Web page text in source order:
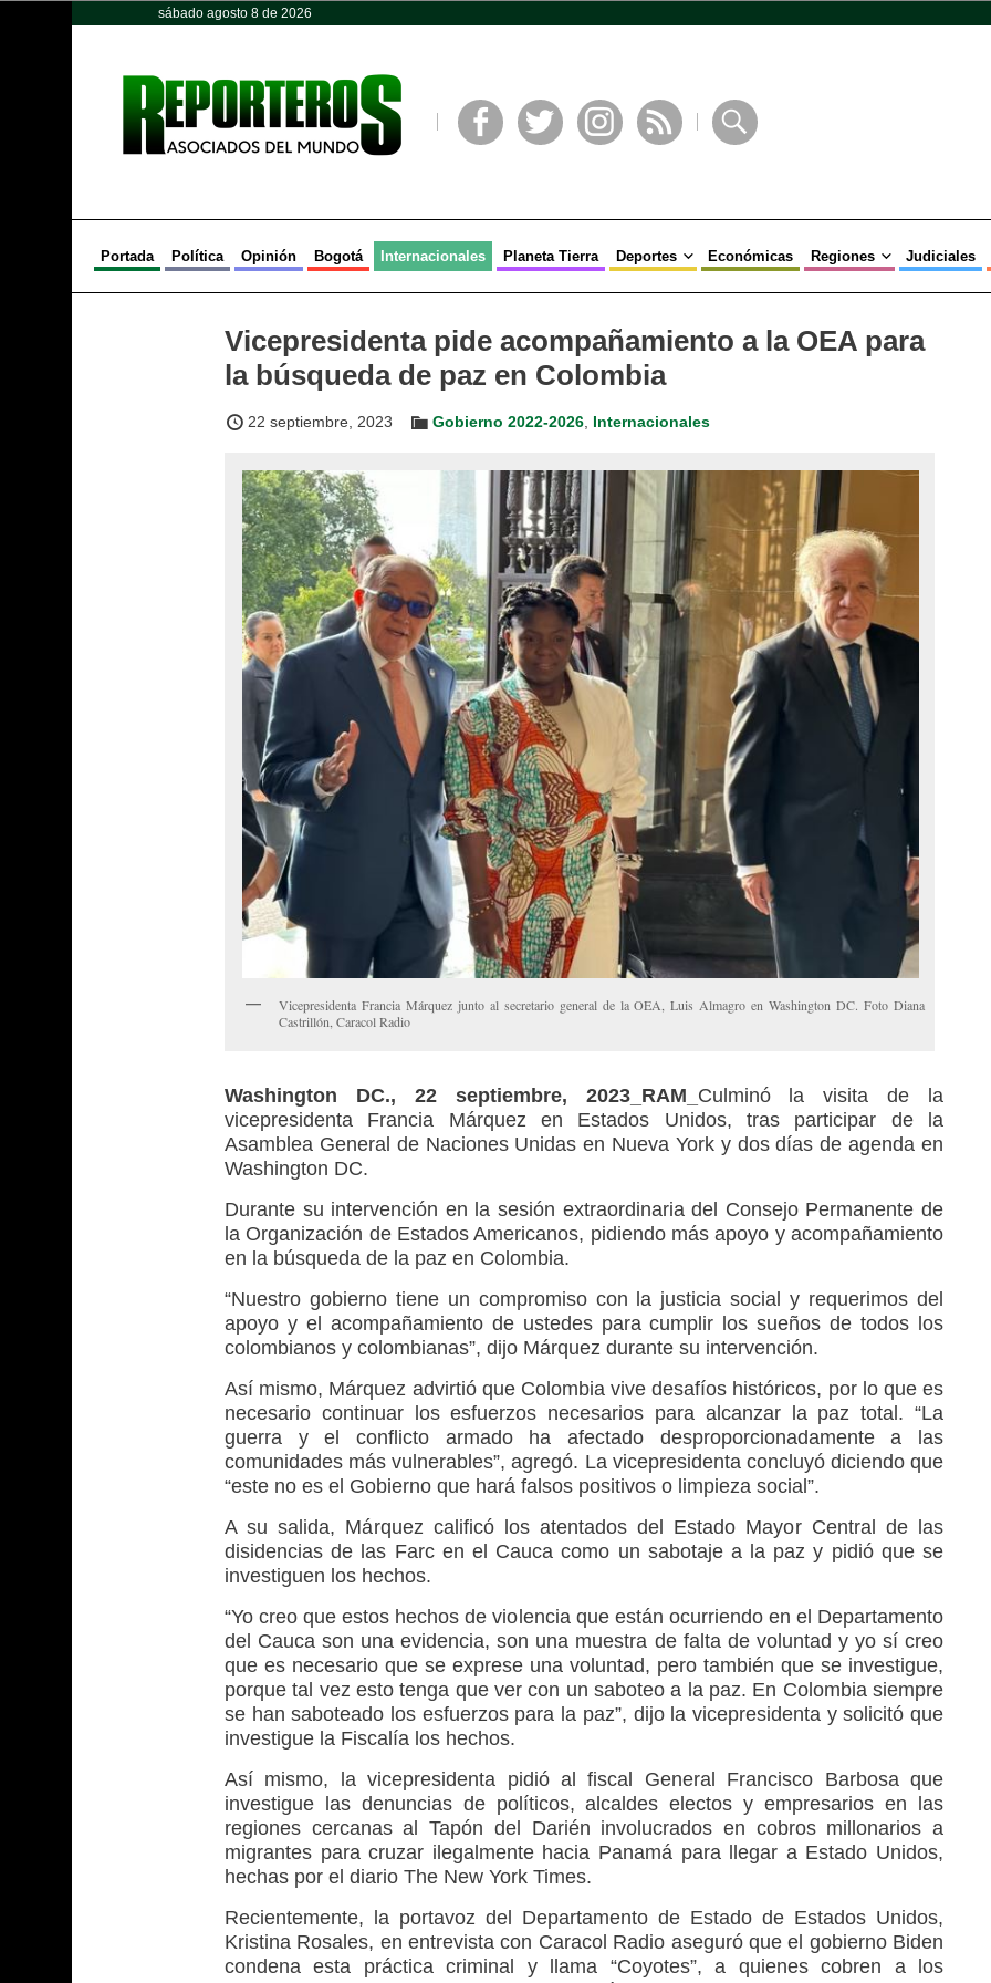
sábado agosto 8 de 2026
Portada Política Opinión Bogotá Internacionales Planeta Tierra Deportes Económicas Regiones Judiciales
Vicepresidenta pide acompañamiento a la OEA para
la búsqueda de paz en Colombia
22 septiembre, 2023 Gobierno 2022-2026 Internacionales
Vicepresidenta Francia Márquez junto al secretario general de la OEA, Luis Almagro en Washington DC. Foto Diana
Castrillón, Caracol Radio
Washington DC., 22 septiembre, 2023_RAM_ Culminó la visita de la
vicepresidenta Francia Márquez en Estados Unidos, tras participar de la
Asamblea General de Naciones Unidas en Nueva York y dos días de agenda en
Washington DC.
Durante su intervención en la sesión extraordinaria del Consejo Permanente de
la Organización de Estados Americanos, pidiendo más apoyo y acompañamiento
en la búsqueda de la paz en Colombia.
“Nuestro gobierno tiene un compromiso con la justicia social y requerimos del
apoyo y el acompañamiento de ustedes para cumplir los sueños de todos los
colombianos y colombianas”, dijo Márquez durante su intervención.
Así mismo, Márquez advirtió que Colombia vive desafíos históricos, por lo que es
necesario continuar los esfuerzos necesarios para alcanzar la paz total. “La
guerra y el conflicto armado ha afectado desproporcionadamente a las
comunidades más vulnerables”, agregó. La vicepresidenta concluyó diciendo que
“este no es el Gobierno que hará falsos positivos o limpieza social”.
A su salida, Márquez calificó los atentados del Estado Mayor Central de las
disidencias de las Farc en el Cauca como un sabotaje a la paz y pidió que se
investiguen los hechos.
“Yo creo que estos hechos de violencia que están ocurriendo en el Departamento
del Cauca son una evidencia, son una muestra de falta de voluntad y yo sí creo
que es necesario que se exprese una voluntad, pero también que se investigue,
porque tal vez esto tenga que ver con un saboteo a la paz. En Colombia siempre
se han saboteado los esfuerzos para la paz”, dijo la vicepresidenta y solicitó que
investigue la Fiscalía los hechos.
Así mismo, la vicepresidenta pidió al fiscal General Francisco Barbosa que
investigue las denuncias de políticos, alcaldes electos y empresarios en las
regiones cercanas al Tapón del Darién involucrados en cobros millonarios a
migrantes para cruzar ilegalmente hacia Panamá para llegar a Estado Unidos,
hechas por el diario The New York Times.
Recientemente, la portavoz del Departamento de Estado de Estados Unidos,
Kristina Rosales, en entrevista con Caracol Radio aseguró que el gobierno Biden
condena esta práctica criminal y llama “Coyotes”, a quienes cobren a los
Opinión Política